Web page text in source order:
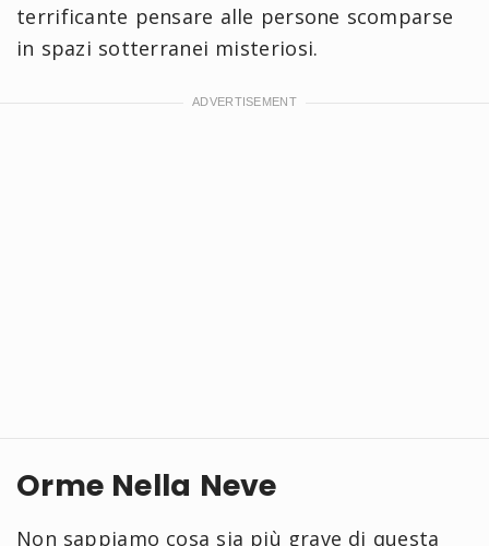
terrificante pensare alle persone scomparse
in spazi sotterranei misteriosi.
Orme Nella Neve
Non sappiamo cosa sia più grave di questa